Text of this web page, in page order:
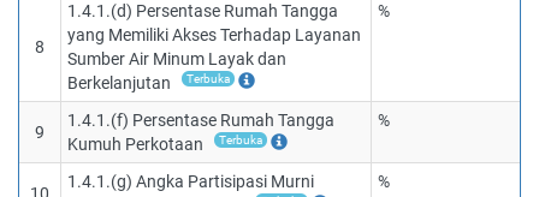
8
1.4.1.(d) Persentase Rumah Tangga
yang Memiliki Akses Terhadap Layanan
Sumber Air Minum Layak dan
Berkelanjutan
Terbuka
%
9
1.4.1.(f) Persentase Rumah Tangga
Kumuh Perkotaan
Terbuka
%
1.4.1.(g) Angka Partisipasi Murni
%